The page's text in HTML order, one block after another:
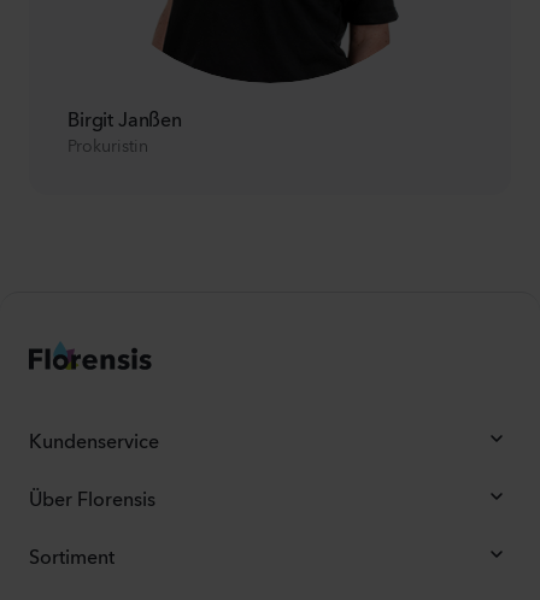
Birgit Janßen
Prokuristin
Kundenservice
Über Florensis
Sortiment